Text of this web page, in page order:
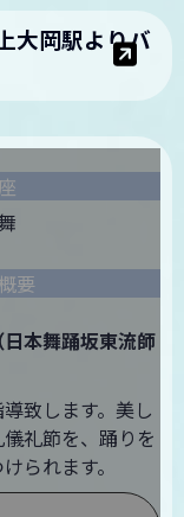
大岡駅よりバ
本舞踊坂東流師
致します。美し
礼節を、踊りを
られます。